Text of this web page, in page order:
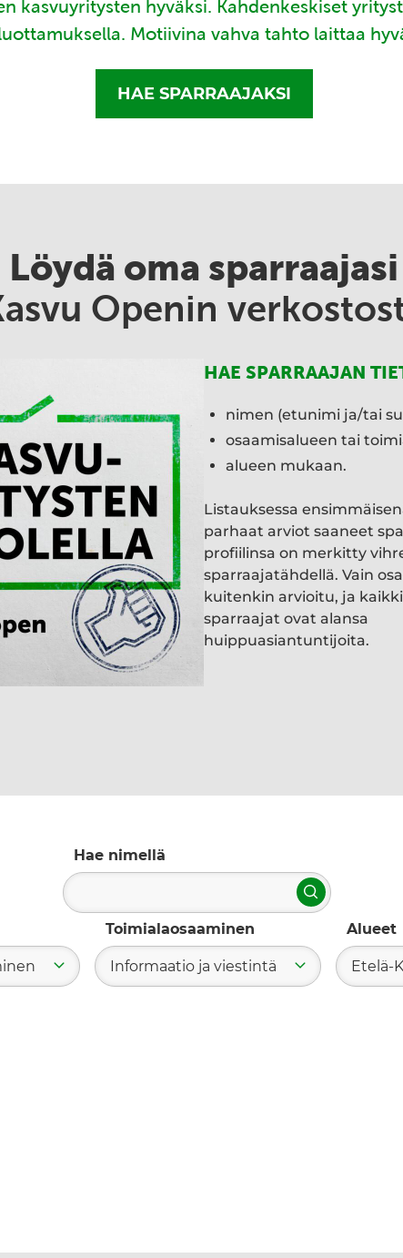
kasvuyritysten hyväksi. Kahdenkeskiset
Motiivina vahva tahto laittaa
HAE SPARRAAJAKSI
Löydä oma sparraajasi
Openin
HAE SPARRAAJAN
nimen (etunimi ja/tai
osaamisalueen tai
alueen mukaan.
Listauksessa
parhaat arviot saaneet
profiilinsa on merkitty
sparraajatähdellä. Vain
kuitenkin arvioitu, ja
sparraajat ovat alansa
huippuasiantuntijoita.
Hae nimellä
Hae
Toimialaosaaminen
Informaatio ja viestintä
Alueet
Etelä-